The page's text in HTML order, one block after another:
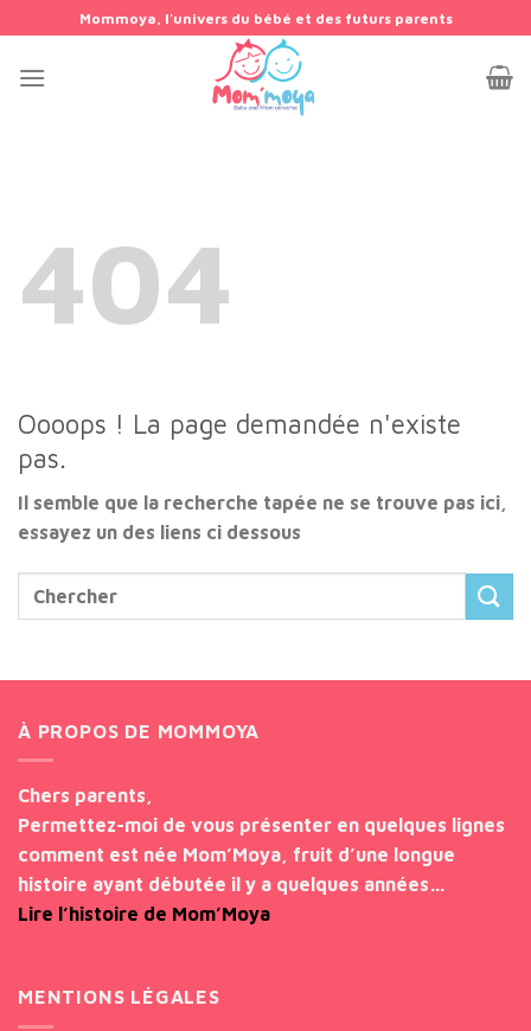
au
contenu
Mommoya, l'univers du bébé et des futurs parents
404
Oooops ! La page demandée n'existe
pas.
Il semble que la recherche tapée ne se trouve pas ici,
essayez un des liens ci dessous
À PROPOS DE MOMMOYA
Chers parents,
Permettez-moi de vous présenter en quelques lignes
comment est née Mom’Moya, fruit d’une longue
histoire ayant débutée il y a quelques années…
Lire l’histoire de Mom’Moya
MENTIONS LÉGALES